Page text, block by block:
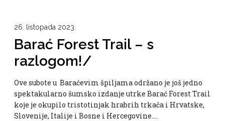
26. listopada 2023.
Barać Forest Trail – s
razlogom!/
Ove subote u Baraćevim špiljama održano je još jedno
spektakularno šumsko izdanje utrke Barać Forest Trail
koje je okupilo tristotinjak hrabrih trkača i Hrvatske,
Slovenije, Italije i Bosne i Hercegovine.…